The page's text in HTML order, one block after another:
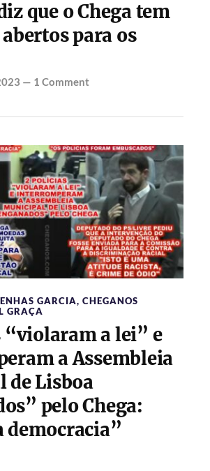
que o Chega tem
para os
— 1 Comment
GARCIA, CHEGANOS
GRAÇA
“violaram a lei” e
a Assembleia
de Lisboa
pelo Chega:
democracia”